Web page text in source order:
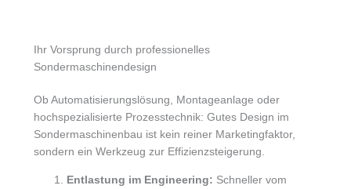
Ihr Vorsprung durch professionelles
Sondermaschinendesign
Ob Automatisierungslösung, Montageanlage oder
hochspezialisierte Prozesstechnik: Gutes Design im
Sondermaschinenbau ist kein reiner Marketingfaktor,
sondern ein Werkzeug zur Effizienzsteigerung.
Entlastung im Engineering: Schneller vom